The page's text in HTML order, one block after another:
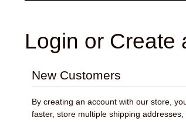
Login or Create
New Customers
By creating an account with our store,
faster, store multiple shipping